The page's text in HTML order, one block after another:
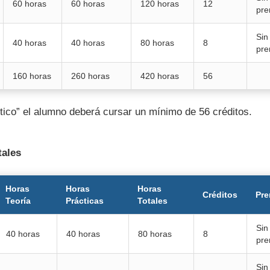
60 horas 60 horas 120 horas 12
40 horas 40 horas 80 horas 8
Sin
160 horas 260 horas 420 horas 56
el alumno deberá cursar un mínimo de 56 créditos.
Horas
Teoría
Horas
Prácticas
Horas
Totales
Créditos
40 horas 40 horas 80 horas 8
Sin
Sin